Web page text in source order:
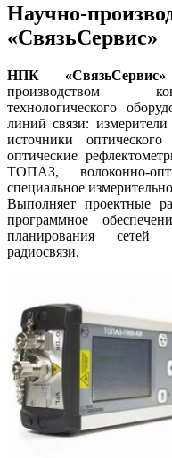
Научно-
«СвязьСервис»
НПК «СвязьСервис»
производством
технологического
линий связи:
источники
оптические
ТОПАЗ, волоконнo-
специальное
Выполняет проектные
программное
планирования
радиосвязи.